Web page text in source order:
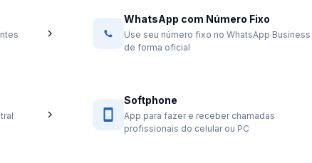
WhatsApp com Número Fixo
Use seu número fixo no WhatsApp Business
de forma oficial
Softphone
App para fazer e receber chamadas
profissionais do celular ou PC